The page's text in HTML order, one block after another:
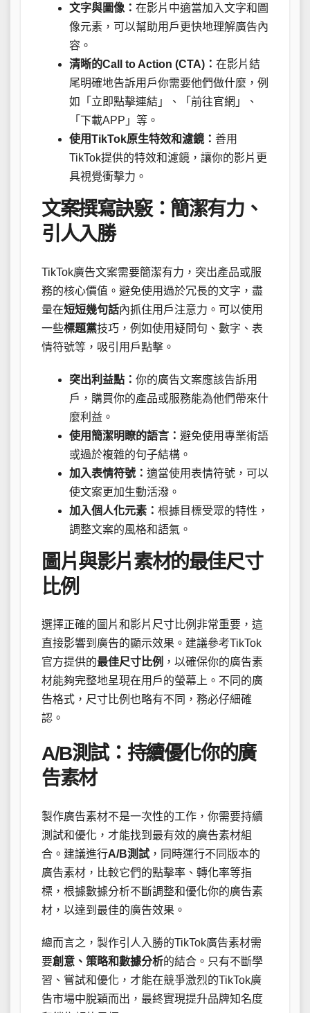
文字與圖像： 在影片中適當加入文字和圖
像元素，可以幫助用戶更快地理解廣告內
容。
清晰的Call to Action (CTA)： 在影片結
尾明確地告訴用戶你需要他們做什麼，例
如「立即點擊連結」、「前往官網」、
「下載APP」等。
使用TikTok原生特效和濾鏡： 善用
TikTok提供的特效和濾鏡，讓你的影片更
具視覺衝擊力。
文案撰寫訣竅：簡潔有力、
引人入勝
TikTok廣告文案需要簡潔有力，突出產品或服
務的核心價值。避免使用過於冗長的文字，盡
量在短短幾句話內抓住用戶注意力。可以使用
一些標題黨技巧，例如使用疑問句、數字、表
情符號等，吸引用戶點擊。
突出利益點： 你的廣告文案應該告訴用
戶，購買你的產品或服務能為他們帶來什
麼利益。
使用簡潔明瞭的語言： 避免使用專業術語
或過於複雜的句子結構。
加入表情符號： 適當使用表情符號，可以
使文案更加生動活潑。
加入個人化元素： 根據目標受眾的特性，
調整文案的風格和語氣。
圖片與影片素材的最佳尺寸
比例
選擇正確的圖片和影片尺寸比例非常重要，這
直接影響到廣告的顯示效果。建議參考TikTok
官方提供的最佳尺寸比例 ，以確保你的廣告素
材能夠完整地呈現在用戶的螢幕上。不同的廣
告格式，尺寸比例也略有不同，務必仔細確
認。
A/B測試：持續優化你的廣
告素材
製作廣告素材不是一次性的工作，你需要持續
測試和優化，才能找到最有效的廣告素材組
合。建議進行A/B測試 ，同時運行不同版本的
廣告素材，比較它們的點擊率、轉化率等指
標，根據數據分析不斷調整和優化你的廣告素
材，以達到最佳的廣告效果。
總而言之，製作引人入勝的TikTok廣告素材需
要創意、策略和數據分析的結合。只有不斷學
習、嘗試和優化，才能在競爭激烈的TikTok廣
告市場中脫穎而出，最終實現提升品牌知名度